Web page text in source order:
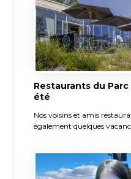
Restaurants du
été
Nos voisins et amis
également quelques